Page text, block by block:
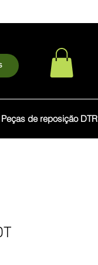
Peças de reposição DTR